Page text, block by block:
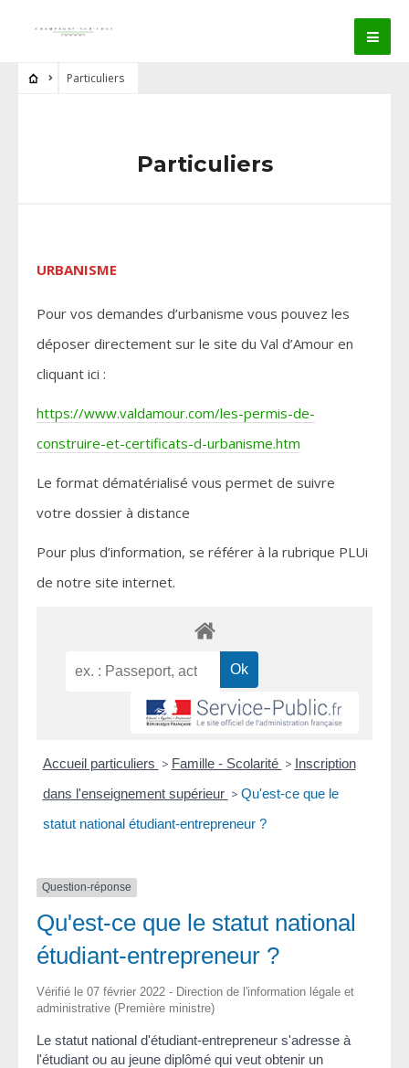
Particuliers
Particuliers
URBANISME
Pour vos demandes d’urbanisme vous pouvez les
déposer directement sur le site du Val d’Amour en
cliquant ici :
https://www.valdamour.com/les-permis-de-
construire-et-certificats-d-urbanisme.htm
Le format dématérialisé vous permet de suivre
votre dossier à distance
Pour plus d’information, se référer à la rubrique PLUi
de notre site internet.
Accueil particuliers > Famille - Scolarité > Inscription
dans l'enseignement supérieur > Qu'est-ce que le
statut national étudiant-entrepreneur ?
Question-réponse
Qu'est-ce que le statut national
étudiant-entrepreneur ?
Vérifié le 07 février 2022 - Direction de l'information légale et
administrative (Première ministre)
Le statut national d'étudiant-entrepreneur s'adresse à
l'étudiant ou au jeune diplômé qui veut obtenir un